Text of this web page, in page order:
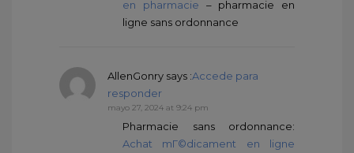
en pharmacie – pharmacie en
ligne sans ordonnance
AllenGonry says :Accede para
responder
mayo 27, 2024 at 9:24 pm
Pharmacie sans ordonnance:
Achat mГ©dicament en ligne